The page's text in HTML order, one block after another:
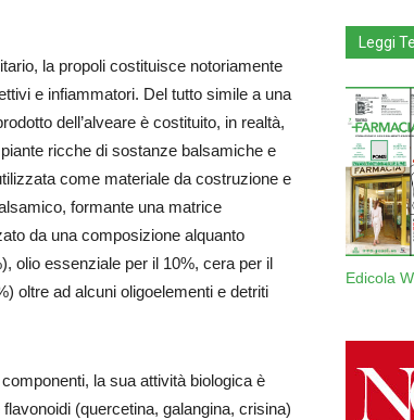
la propoli costituisce notoriamente
e infiammatori. Del tutto simile a una
dell’alveare è costituito, in realtà,
ricche di sostanze balsamiche e
come materiale da costruzione e
formante una matrice
da una composizione alquanto
olio essenziale per il 10%, cera per il
oltre ad alcuni oligoelementi e detriti
la sua attività biologica è
(quercetina, galangina, crisina)
Leggi
Edicola